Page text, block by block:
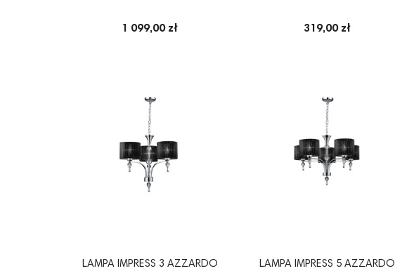
1 099,00 zł 319,00 zł
LAMPA IMPRESS 3 AZZARDO LAMPA IMPRESS 5 AZZARDO